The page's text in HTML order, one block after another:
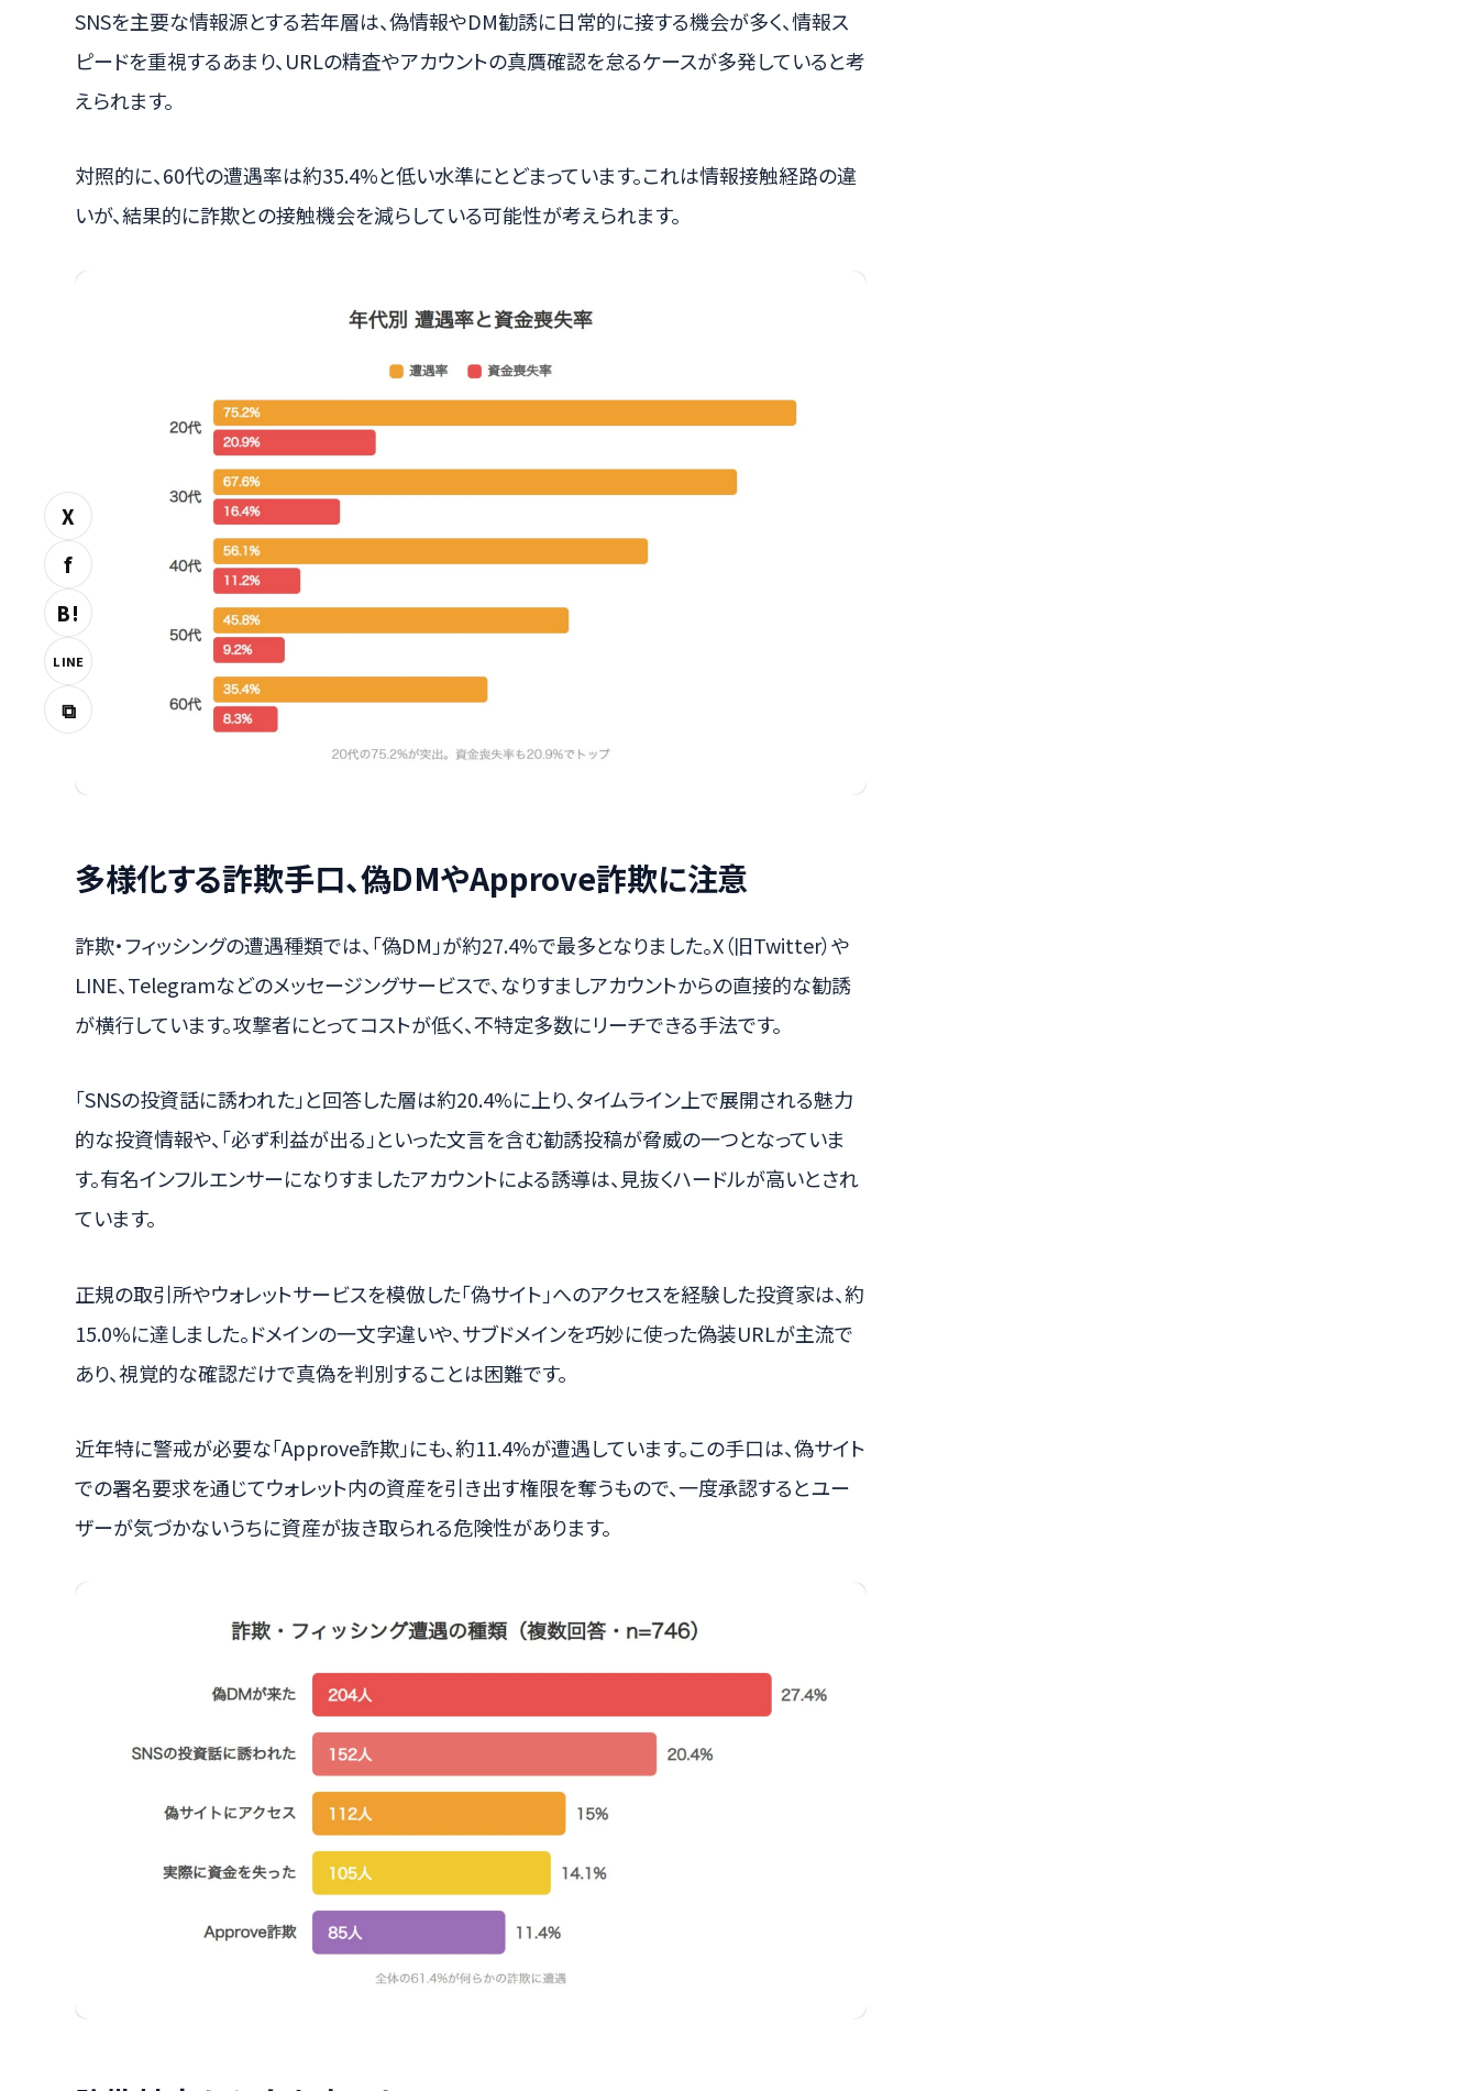
X
f
B!
LINE
⧉
SNSを主要な情報源とする若年層は、偽情報やDM勧誘に日常的に接する機会が多く、情報ス
ピードを重視するあまり、URLの精査やアカウントの真贋確認を怠るケースが多発していると考
えられます。
対照的に、60代の遭遇率は約35.4%と低い水準にとどまっています。これは情報接触経路の違
いが、結果的に詐欺との接触機会を減らしている可能性が考えられます。
多様化する詐欺手口、偽DMやApprove詐欺に注意
詐欺・フィッシングの遭遇種類では、「偽DM」が約27.4%で最多となりました。X（旧Twitter）や
LINE、Telegramなどのメッセージングサービスで、なりすましアカウントからの直接的な勧誘
が横行しています。攻撃者にとってコストが低く、不特定多数にリーチできる手法です。
「SNSの投資話に誘われた」と回答した層は約20.4%に上り、タイムライン上で展開される魅力
的な投資情報や、「必ず利益が出る」といった文言を含む勧誘投稿が脅威の一つとなっていま
す。有名インフルエンサーになりすましたアカウントによる誘導は、見抜くハードルが高いとされ
ています。
正規の取引所やウォレットサービスを模倣した「偽サイト」へのアクセスを経験した投資家は、約
15.0%に達しました。ドメインの一文字違いや、サブドメインを巧妙に使った偽装URLが主流で
あり、視覚的な確認だけで真偽を判別することは困難です。
近年特に警戒が必要な「Approve詐欺」にも、約11.4%が遭遇しています。この手口は、偽サイト
での署名要求を通じてウォレット内の資産を引き出す権限を奪うもので、一度承認するとユー
ザーが気づかないうちに資産が抜き取られる危険性があります。